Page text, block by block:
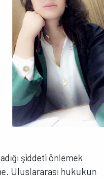
şiddeti önlemek
Uluslararası hukukun